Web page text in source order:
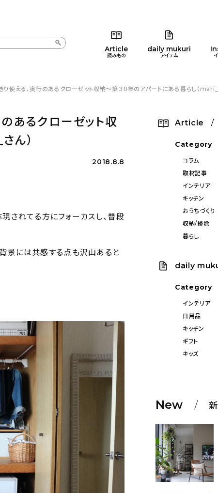
Article
読みもの
daily mukuri
アイテム
コラム 暮らし
テゴリー一覧 インテリア
きり使える、奥行のあるクローゼット収納〜築３０年のアパートにある暮らし（
のあるクローゼット収
ん）
2018.8.8
現されてる方にフォーカスし、普段
背景には共感する点も沢山あると
Article /
Category
コラム
取材記事
インテリア
キッチン
おうちづくり
収納/掃除
暮らし
daily
Category
インテリア
日用品
キッチン
ギフト
キッズ
New